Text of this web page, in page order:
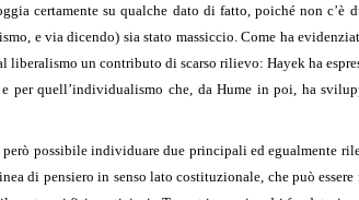
certamente su qualche dato di fatto, poiché non
e via dicendo) sia stato massiccio. Come ha
liberalismo un contributo di scarso rilievo: Hayek ha
quell’individualismo che, da Hume in poi, ha
però possibile individuare due principali ed egualmente
di pensiero in senso lato costituzionale, che può